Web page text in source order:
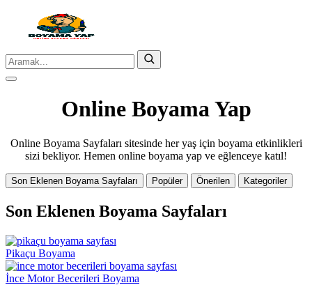
Online Boyama Yap
Online Boyama Sayfaları sitesinde her yaş için boyama etkinlikleri
sizi bekliyor. Hemen online boyama yap ve eğlenceye katıl!
Son Eklenen Boyama Sayfaları Popüler Önerilen Kategoriler
Son Eklenen Boyama Sayfaları
Pikaçu Boyama
İnce Motor Becerileri Boyama